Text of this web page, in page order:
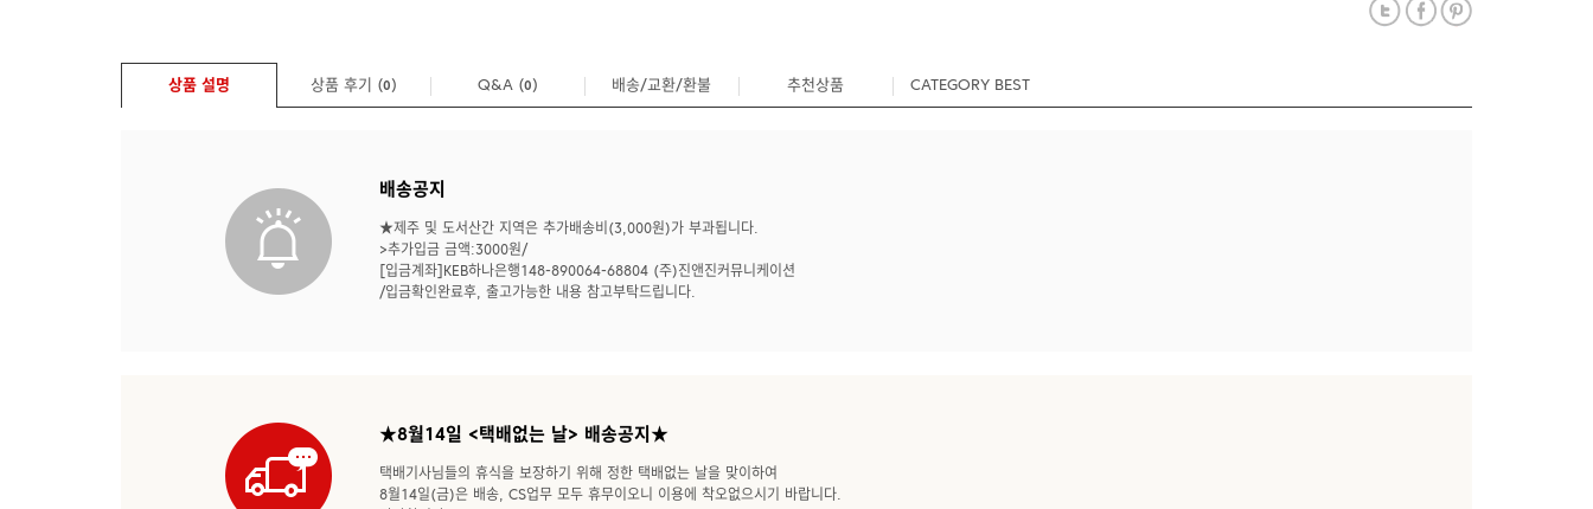
상품 설명 상품 후기 (0) Q&A (0) 배송/교환/환불 추천상품 CATEGORY BEST
배송공지
★제주 및 도서산간 지역은 추가배송비(3,000원)가 부과됩니다.
>추가입금 금액:3000원/
[입금계좌]KEB하나은행148-890064-68804 (주)진앤진커뮤니케이션
/입금확인완료후, 출고가능한 내용 참고부탁드립니다.
★8월14일 <택배없는 날> 배송공지★
택배기사님들의 휴식을 보장하기 위해 정한 택배없는 날을 맞이하여
8월14일(금)은 배송, CS업무 모두 휴무이오니 이용에 착오없으시기 바랍니다.